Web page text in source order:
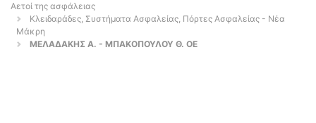
Αετοί της ασφάλειας
Κλειδαράδες, Συστήματα Ασφαλείας, Πόρτες Ασφαλείας - Νέα
Μάκρη
ΜΕΛΑΔΑΚΗΣ Α. - ΜΠΑΚΟΠΟΥΛΟΥ Θ. ΟΕ